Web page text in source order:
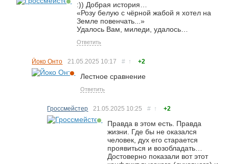
:)) Добрая история…
«Розу белую с чёрной жабой я хотел на
Земле повенчать...»
Удалось Вам, миледи, удалось…
Ответить
Йоко Онто 21.05.2025 10:17 # ↑ +2
Лестное сравнение
Ответить
Гроссмейстер 21.05.2025 10:25 # ↑ +2
Правда в этом есть. Правда
жизни. Где бы не оказался
человек, дух его старается
проявиться и возобладать…
Достоверно показали вот этот